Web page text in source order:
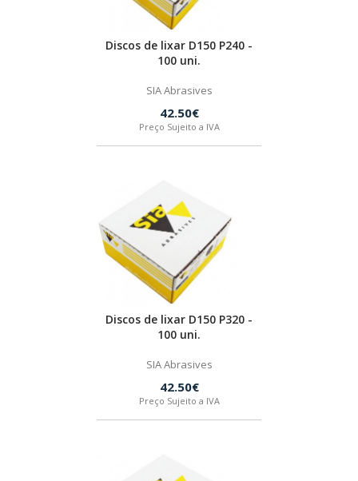
Discos de lixar D150 P240 -
100 uni.
SIA Abrasives
42.50€
Preço Sujeito a IVA
Discos de lixar D150 P320 -
100 uni.
SIA Abrasives
42.50€
Preço Sujeito a IVA